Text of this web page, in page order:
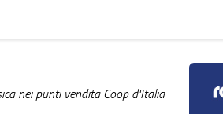
nei punti vendita Coop d'Italia